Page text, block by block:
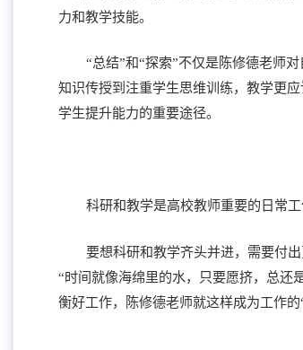
力和教学技能。
“总结”和“探索”不仅是陈修德老师
知识传授到注重学生思维训练，教学更
学生提升能力的重要途径。
科研和教学是高校教师重要的日常
要想科研和教学齐头并进，需要付
“时间就像海绵里的水，只要愿挤，总还
衡好工作，陈修德老师就这样成为工作的